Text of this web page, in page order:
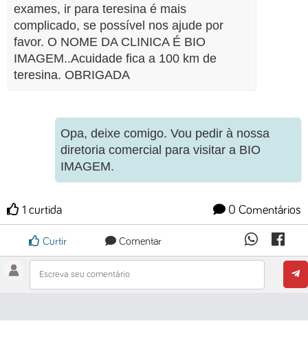
exames, ir para teresina é mais
complicado, se possível nos ajude por
favor. O NOME DA CLINICA É BIO
IMAGEM..Acuidade fica a 100 km de
teresina. OBRIGADA
Opa, deixe comigo. Vou pedir à nossa
diretoria comercial para visitar a BIO
IMAGEM.
0 Comentários
1 curtida
Curtir Comentar
Escreva seu comentário